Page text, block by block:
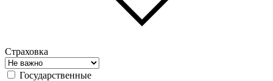
Страховка
Государственные